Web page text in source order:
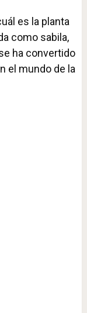
es la planta
como sabila,
ha convertido
el mundo de la